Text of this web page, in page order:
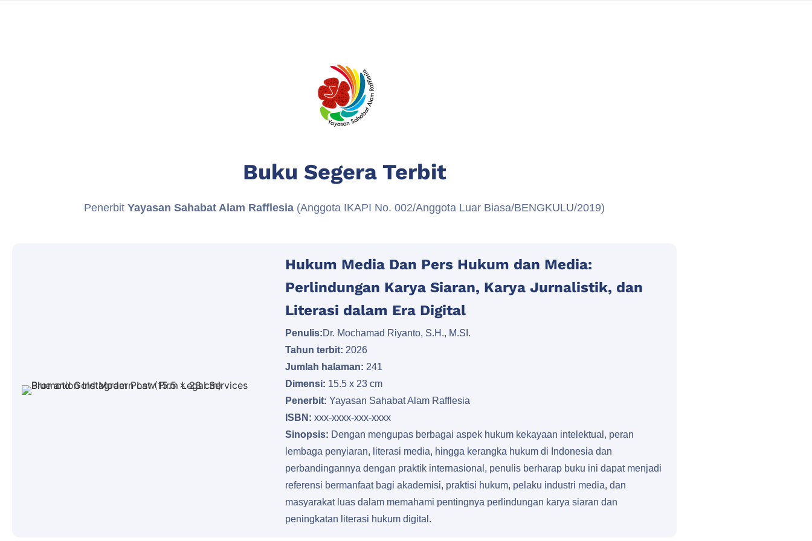
Buku Segera Terbit
Penerbit Yayasan Sahabat Alam Rafflesia (Anggota IKAPI No. 002/Anggota Luar Biasa/BENGKULU/2019)
Hukum Media Dan Pers Hukum dan Media:
Perlindungan Karya Siaran, Karya Jurnalistik, dan
Literasi dalam Era Digital
Penulis:Dr. Mochamad Riyanto, S.H., M.SI.
Tahun terbit: 2026
Jumlah halaman: 241
Dimensi: 15.5 x 23 cm
Penerbit: Yayasan Sahabat Alam Rafflesia
ISBN: xxx-xxxx-xxx-xxxx
Sinopsis: Dengan mengupas berbagai aspek hukum kekayaan intelektual, peran
lembaga penyiaran, literasi media, hingga kerangka hukum di Indonesia dan
perbandingannya dengan praktik internasional, penulis berharap buku ini dapat menjadi
referensi bermanfaat bagi akademisi, praktisi hukum, pelaku industri media, dan
masyarakat luas dalam memahami pentingnya perlindungan karya siaran dan
peningkatan literasi hukum digital.